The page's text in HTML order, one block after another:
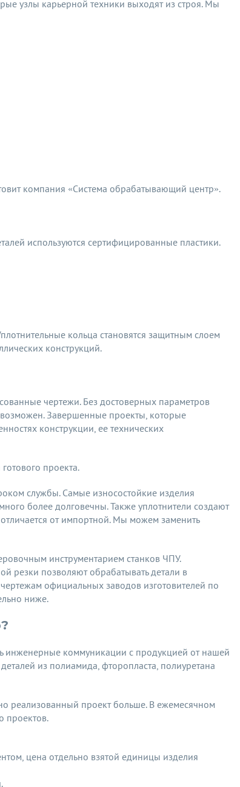
узлы карьерной техники выходят из строя. Мы
компания «Система обрабатывающий центр».
используются сертифицированные пластики.
кольца становятся защитным слоем
конструкций.
чертежи. Без достоверных параметров
Завершенные проекты, которые
конструкции, ее технических
проекта.
службы. Самые износостойкие изделия
более долговечны. Также уплотнители создают
от импортной. Мы можем заменить
инструментарием станков ЧПУ.
резки позволяют обрабатывать детали в
официальных заводов изготовителей по
ниже.
инженерные коммуникации с продукцией от нашей
из полиамида, фторопласта, полиуретана
реализованный проект больше. В ежемесячном
проектов.
цена отдельно взятой единицы изделия